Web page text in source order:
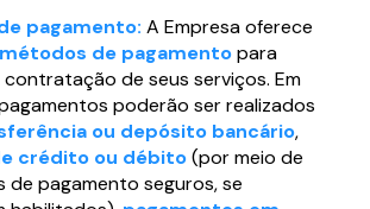
pagamento: A Empresa oferece
métodos de pagamentopara
de seus serviços. Em
poderão ser realizados
ou depósito bancário,
crédito ou débito(por meio de
de pagamento seguros, se